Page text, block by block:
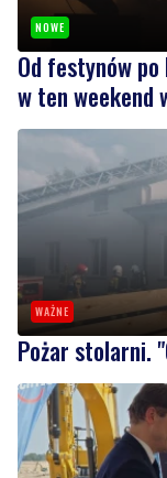
NOWE
Od festynów
w ten weekend
WAŻNE
Pożar stolarni.